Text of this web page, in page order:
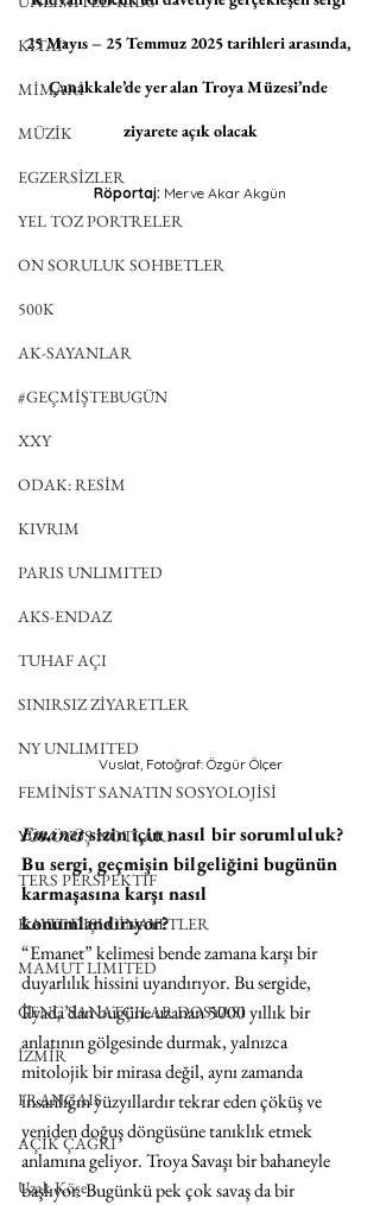
KİTAP
MİMARİ
MÜZİK
EGZERSİZLER
YEL TOZ PORTRELER
ON SORULUK SOHBETLER
500K
AK-SAYANLAR
#GEÇMİŞTEBUGÜN
XXY
ODAK: RESİM
KIVRIM
PARIS UNLIMITED
AKS-ENDAZ
TUHAF AÇI
SINIRSIZ ZİYARETLER
NY UNLIMITED
FEMİNİST SANATIN SOSYOLOJİSİ
YÜRÜYÜŞ NOTLARI
TERS PERSPEKTİF
KAYIT DIŞI CİNAYETLER
MAMUT LIMITED
GENÇ SANATÇILAR DOSYASI
İZMİR
FRANÇAIS
AÇIK ÇAĞRI
Uzak Köşe
25 Mayıs – 25 Temmuz 2025 tarihleri arasında,
Çanakkale’de yer alan Troya Müzesi’nde
ziyarete açık olacak
Röportaj: Merve Akar Akgün
Vuslat, Fotoğraf: Özgür Ölçer
Emanet sizin için nasıl bir sorumluluk?
Bu sergi, geçmişin bilgeliğini bugünün
karmaşasına karşı nasıl
konumlandırıyor?
“Emanet” kelimesi bende zamana karşı bir
duyarlılık hissini uyandırıyor. Bu sergide,
İlyada’dan bugüne uzanan 5000 yıllık bir
anlatının gölgesinde durmak, yalnızca
mitolojik bir mirasa değil, aynı zamanda
insanlığın yüzyıllardır tekrar eden çöküş ve
yeniden doğuş döngüsüne tanıklık etmek
anlamına geliyor. Troya Savaşı bir bahaneyle
başlıyor. Bugünkü pek çok savaş da bir